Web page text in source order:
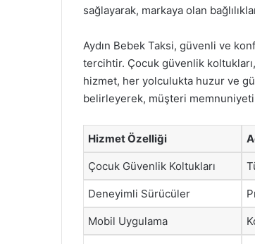
sağlayarak, markaya olan
Aydın Bebek Taksi, güvenli ve
tercihtir. Çocuk güvenlik
hizmet, her yolculukta huzur ve
belirleyerek, müşteri
Hizmet Özelliği
Çocuk Güvenlik Koltukları
Deneyimli Sürücüler
Mobil Uygulama